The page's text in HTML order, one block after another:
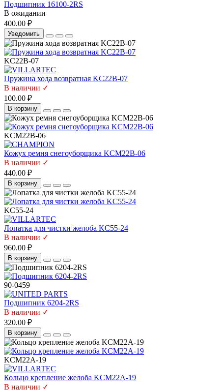
Подшипник 16100-2RS
В ожидании
400.00 ₽
Уведомить
KC22B-07
Пружина хода возвратная KC22B-07
В наличии ✓
100.00 ₽
В корзину
KCM22B-06
Кожух ремня снегоуборщика KCM22B-06
В наличии ✓
440.00 ₽
В корзину
KC55-24
Лопатка для чистки желоба KC55-24
В наличии ✓
960.00 ₽
В корзину
90-0459
Подшипник 6204-2RS
В наличии ✓
320.00 ₽
В корзину
KCM22A-19
Кольцо крепление желоба KCM22A-19
В наличии ✓